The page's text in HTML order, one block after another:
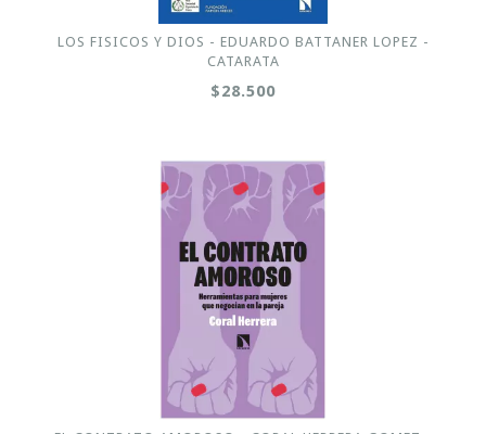
LOS FISICOS Y DIOS - EDUARDO BATTANER LOPEZ -
CATARATA
$28.500